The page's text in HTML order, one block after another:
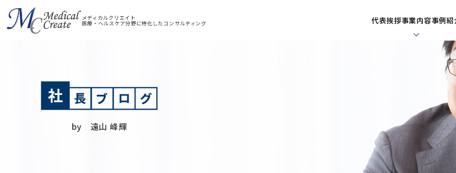
メディカルクリエイト
医療・ヘルスケア分野に特化したコンサルティング 代表挨拶事業内容事例紹
by 遠山 峰輝